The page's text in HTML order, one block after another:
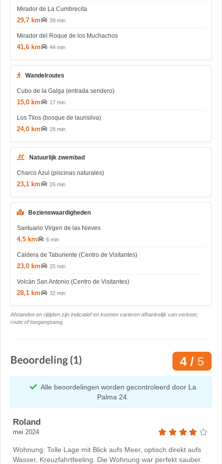
Mirador de La Cumbrecita
29,7 km 39 min
Mirador del Roque de los Muchachos
41,6 km 44 min
Wandelroutes
Cubo de la Galga (entrada sendero)
15,0 km 17 min
Los Tilos (bosque de laurisilva)
24,0 km 28 min
Natuurlijk zwembad
Charco Azul (piscinas naturales)
23,1 km 26 min
Bezienswaardigheden
Santuario Virgen de las Nieves
4,5 km 6 min
Caldera de Taburiente (Centro de Visitantes)
23,0 km 25 min
Volcán San Antonio (Centro de Visitantes)
28,1 km 32 min
Afstanden en rijtijden zijn indicatief en kunnen varieren afhankelijk van verkeer,
route of toegangsweg.
Beoordeling (1) 4 / 5
Alle beoordelingen worden gecontroleerd door La
Palma 24.
Roland
mei 2024
Wohnung: Tolle Lage mit Blick aufs Meer, optisch direkt aufs
Wasser, Kreuzfahrtfeeling. Die Wohnung war perfekt sauber.